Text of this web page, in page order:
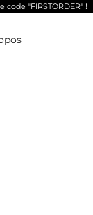
code "FIRSTORDER" !